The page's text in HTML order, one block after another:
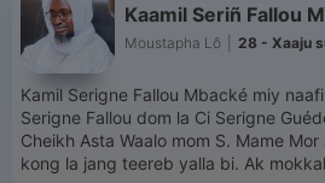
Kaamil Seriñ Fallou
Moustapha Lô 28 - Xaaju
Kamil Serigne Fallou Mbacké miy
Serigne Fallou dom la Ci Serigne
Cheikh Asta Waalo mom S. Mame Mor Jaara Jang
kong la jang